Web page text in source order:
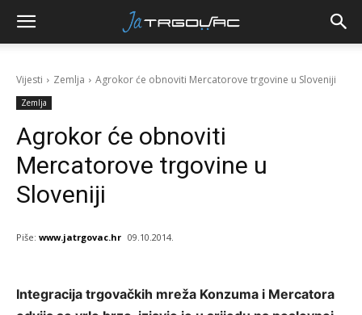
Vijesti Zemlja Agrokor će obnoviti Mercatorove trgovine u Sloveniji
Zemlja
Agrokor će obnoviti
Mercatorove trgovine u
Sloveniji
Piše: www.jatrgovac.hr 09.10.2014.
Integracija trgovačkih mreža Konzuma i Mercatora